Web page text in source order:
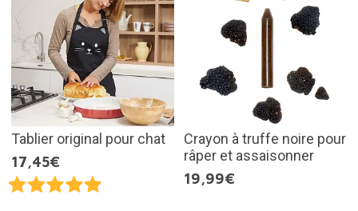
Tablier original pour chat
17,45€
Crayon à truffe noire pour
râper et assaisonner
19,99€